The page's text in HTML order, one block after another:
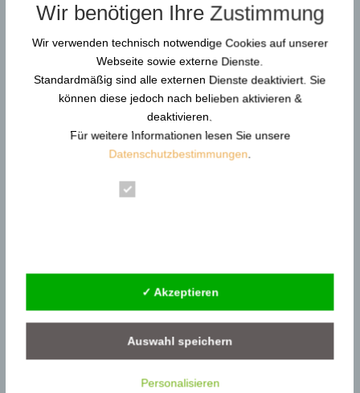
Kältetraining & Gewaltprävention –
Selbstschutz trainieren
vonGünther Pfeifer|15, Feb. 2026
Über den Autor Günther Pfeifer IHK-zertifizierte
Fachkraft für Gewaltprävention mit über 25 Jahren
Erfahrung in Risiko-Bereichen. Entwickler der
Gladiator Mind-Methodik, die stoische Philosophie
mit moderner Neurowissenschaft verbindet.
Spezialisiert auf Behörden,...
Neue Artikel
Gewaltprävention
Wir benötigen Ihre Zustimmung
Wir verwenden technisch notwendige Cookies auf unserer
Webseite sowie externe Dienste.
Standardmäßig sind alle externen Dienste deaktiviert. Sie
können diese jedoch nach belieben aktivieren &
deaktivieren.
Für weitere Informationen lesen Sie unsere
Datenschutzbestimmungen.
✓ Akzeptieren
Auswahl speichern
Personalisieren